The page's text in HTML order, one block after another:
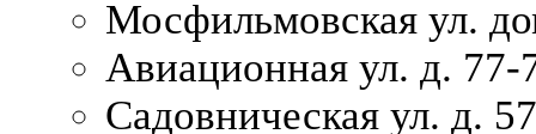
Мосфильмовская ул.
Авиационная ул. д. 77-
Садовническая ул. д.